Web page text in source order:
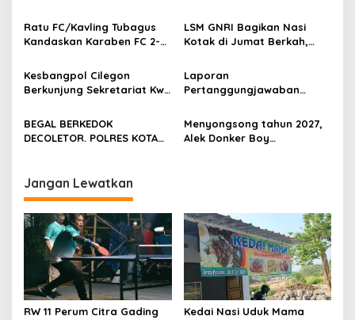
Prestasi Gemilang
dengan Harga Ekonomis
Ratu FC/Kavling Tubagus
Kandaskan Karaben FC 2-0:
Kebersamaan Warga
Sindang Heula
LSM GNRI Bagikan Nasi
Kotak di Jumat Berkah,
Kesbangpol Cilegon
Berkunjung Sekretariat Kwri
Kemitraan yang kokoh
Laporan
Pertanggungjawaban
Panitia Milad KKPMP ke-15
Resmi Ditutup
BEGAL BERKEDOK
DECOLETOR. POLRES KOTA
Menyongsong tahun 2027,
Alek Donker Boy
menjalankan tugas
jurnalistik
Jangan Lewatkan
RW 11 Perum Citra Gading
Kedai Nasi Uduk Mama